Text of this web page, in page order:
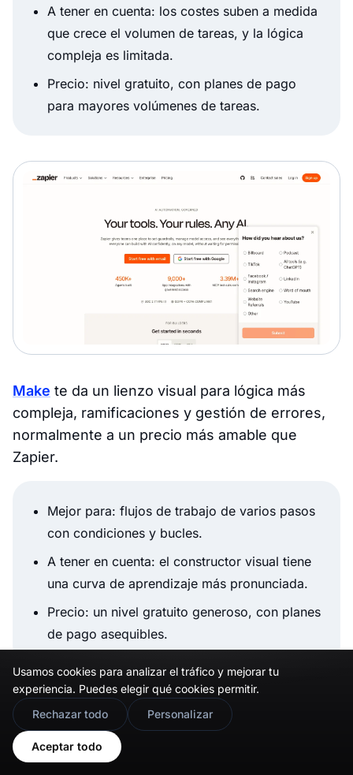
A tener en cuenta: los costes suben a medida
que crece el volumen de tareas, y la lógica
compleja es limitada.
Precio: nivel gratuito, con planes de pago
para mayores volúmenes de tareas.
Make te da un lienzo visual para lógica más
compleja, ramificaciones y gestión de errores,
normalmente a un precio más amable que
Zapier.
Mejor para: flujos de trabajo de varios pasos
con condiciones y bucles.
A tener en cuenta: el constructor visual tiene
una curva de aprendizaje más pronunciada.
Precio: un nivel gratuito generoso, con planes
de pago asequibles.
n8nes de código abierto y pensado para
desarrolladores, con cientos de plantillas de
flujos de trabajo de redes sociales listas para
clonar.
Usamos cookies para analizar el tráfico y mejorar tu
experiencia. Puedes elegir qué cookies permitir.
Rechazar todo
Personalizar
Aceptar todo
🇬🇧 Would you prefer this site in English?
View in English